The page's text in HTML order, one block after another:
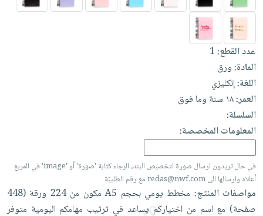
العناية
بالأسنان
الحمية
والتغذية
أدوات
المائدة
الأوعية
والتخزين
أدوات
المطبخ
الأكثر
مبيعاً
العودة
للمدارس
اكسسوارات
كتب
اكسسوارات
منزلية
اكسسوارات
ملابس
مطرزات
حقائب
شحن
مجاني
بنود
مختارة
اشتراكات
كل
الاشتراكات
صندوق
القراءة
iKitab
بلا
حدود
بحث
متقدم
نيل
وفرات
عن
الشركة
حسابك
عدد القطع:1
المادة:ورق
اللغة:إنكليزي
العمر:١٨ سنة وما فوق
السلسلة:
المعلومات المخصصة:
في حال تريدون ارسال صورة لتخصيص البند، الرجاء كتابة 'صورة' أو 'image' في المربع
أعلاه وارسالها الى redas@nwf.com مع رقم الطلبيّة
مواصفات المنتج: مخطط يوميبحجم A5 مكون من224 ورقة(448
صفحة) مع اسم من اختياركم يساعد في ترتيب مهامكم اليومية متوفر